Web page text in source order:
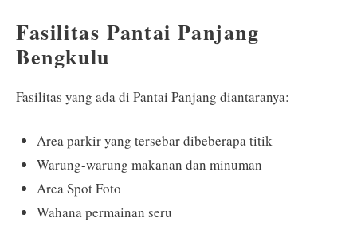
Fasilitas Pantai Panjang
Bengkulu
Fasilitas yang ada di Pantai Panjang diantaranya:
Area parkir yang tersebar dibeberapa titik
Warung-warung makanan dan minuman
Area Spot Foto
Wahana permainan seru